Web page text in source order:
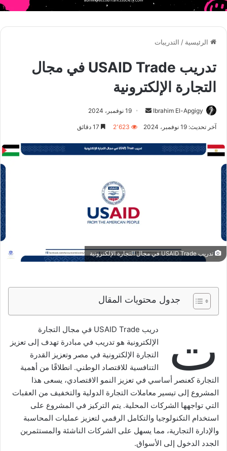
الرئيسية / التدريبات
تدريب USAID Trade في مجال
التجارة الإلكترونية
Ibrahim El-Apgigy
أرسل 19 نوفمبر، 2024
آخر تحديث: 19 نوفمبر، 2024 2٬623
تدريب USAID Trade في مجال التجارة الإلكترونية
جدول محتويات المقال
ت
دريب USAID Trade في مجال التجارة
الإلكترونية هو تدريب في مبادرة تهدف إلى تعزيز
التجارة الإلكترونية في مصر وتعزيز القدرة
التنافسية للاقتصاد الوطني. انطلاقًا من أهمية
التجارة كعنصر أساسي في تعزيز النمو الاقتصادي، يسعى هذا
المشروع إلى تيسير معاملات التجارة الدولية والتخفيف من العقبات
التي تواجهها الشركات المحلية. يتم التركيز في المشروع على
استخدام التكنولوجيا والتكامل الرقمي لتعزيز عمليات المحاسبة
والإدارة التجارية، مما يسهل على الشركات الناشئة والمستثمرين
الجدد الدخول إلى الأسواق.